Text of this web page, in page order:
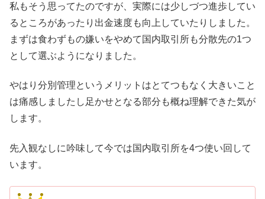
私もそう思ってたのですが、実際には少しづつ進歩してい
るところがあったり出金速度も向上していたりしました。
まずは食わずもの嫌いをやめて国内取引所も分散先の1つ
として選ぶようになりました。
やはり分別管理というメリットはとてつもなく大きいこと
は痛感しましたし足かせとなる部分も概ね理解できた気が
します。
先入観なしに吟味して今では国内取引所を4つ使い回して
います。